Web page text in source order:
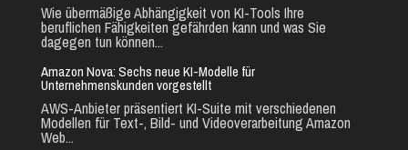
Wie übermäßige Abhängigkeit von KI-Tools Ihre
beruflichen Fähigkeiten gefährden kann und was Sie
dagegen tun können...
Amazon Nova: Sechs neue KI-Modelle für
Unternehmenskunden vorgestellt
AWS-Anbieter präsentiert KI-Suite mit verschiedenen
Modellen für Text-, Bild- und Videoverarbeitung Amazon
Web...